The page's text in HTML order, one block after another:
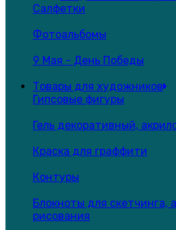
Салфетки
Фотоальбомы
9 Мая - День Победы
Товары для художников
Гипсовые фигуры
Гель декоративный,
Краска для граффити
Контуры
Блокноты для скетчинга,
рисования